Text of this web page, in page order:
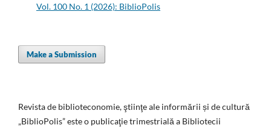
Vol. 100 No. 1 (2026): BiblioPolis
Make a Submission
Revista de biblioteconomie, ştiinţe ale informării și de cultură
„BiblioPolis” este o publicaţie trimestrială a Bibliotecii